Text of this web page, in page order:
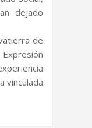
dejado
de
vinculada